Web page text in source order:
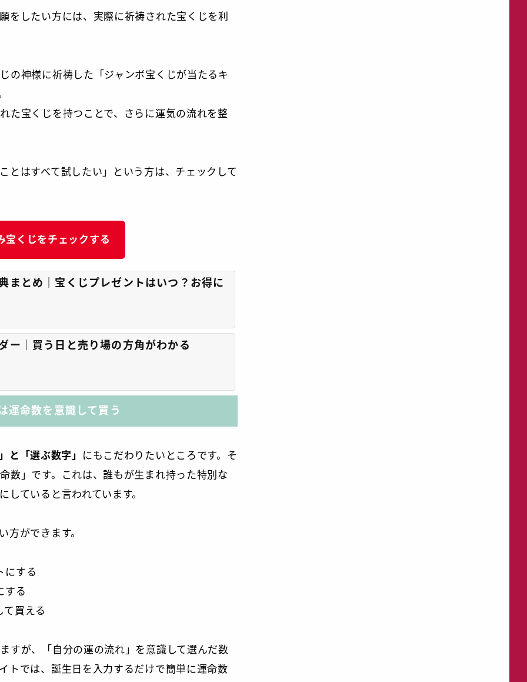
をしたい方には、実際に祈祷された宝くじを利
の神様に祈祷した「ジャンボ宝くじが当たるキ
た宝くじを持つことで、さらに運気の流れを整
とはすべて試したい」という方は、チェックして
くじをチェックする
まとめ｜宝くじプレゼントはいつ？お得に
ー｜買う日と売り場の方角がわかる
運命数を意識して買う
と「選ぶ数字」
にもこだわりたいところです。そ
数」です。これは、誰もが生まれ持った特別な
していると言われています。
方ができます。
にする
する
買える
すが、「自分の運の流れ」を意識して選んだ数
トでは、誕生日を入力するだけで簡単に運命数